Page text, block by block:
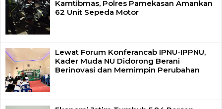
Kamtibmas, Polres Pamekasan Amankan
62 Unit Sepeda Motor
Lewat Forum Konferancab IPNU-IPPNU,
Kader Muda NU Didorong Berani
Berinovasi dan Memimpin Perubahan